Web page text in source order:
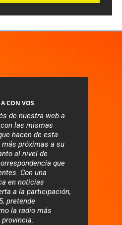
CON VOS
de nuestra web a
las mismas
hacen de esta
próximas a su
al nivel de
que
Con una
en noticias
a la participación,
pretende
la radio más